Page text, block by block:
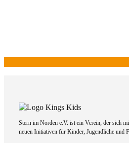
Stern im Norden e.V. ist ein Verein, der sich
neuen Initiativen für Kinder, Jugendliche und